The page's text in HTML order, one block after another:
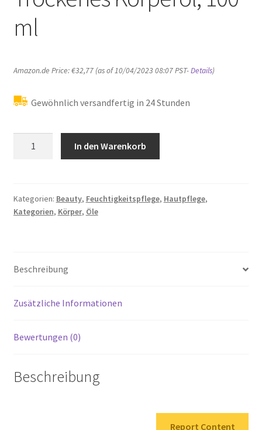
ml
Amazon.de Price:€32,77(as of 10/04/2023 08:07 PST-Details)
Gewöhnlich versandfertig in 24 Stunden
Happy
Buddha
ml
In den Warenkorb
Kategorien: Beauty, Feuchtigkeitspflege, Hautpflege,
Kategorien, Körper, Öle
Beschreibung
Zusätzliche Informationen
Bewertungen (0)
Beschreibung
Report Content